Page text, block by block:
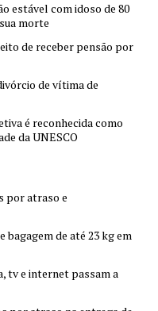
estável com idoso de 80
morte
de receber pensão por
de vítima de
é reconhecida como
da UNESCO
por atraso e
de até 23 kg em
tv e internet passam a